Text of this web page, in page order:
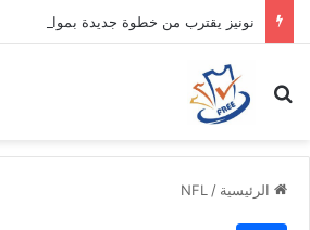
نونيز يقترب من خطوة جديدة بموافقة الهلال
بحث عن
الرئيسية /
NFL